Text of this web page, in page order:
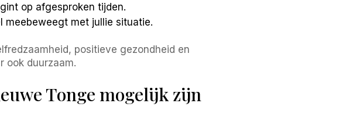
op afgesproken tijden.
meebeweegt met jullie situatie.
positieve gezondheid en
ook duurzaam.
Tonge mogelijk zijn